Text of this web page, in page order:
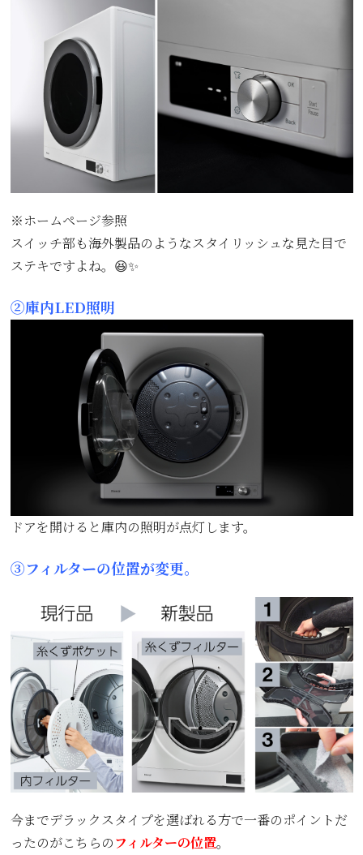
※ホームページ参照
スイッチ部も海外製品のようなスタイリッシュな見た目で
ステキですよね。😆✨
➁庫内LED照明
ドアを開けると庫内の照明が点灯します。
③フィルターの位置が変更。
今までデラックスタイプを選ばれる方で一番のポイントだ
ったのがこちらのフィルターの位置。